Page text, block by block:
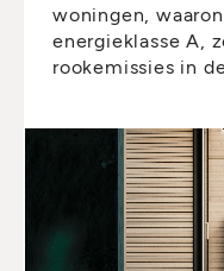
woningen,
energieklasse A,
rookemissies in